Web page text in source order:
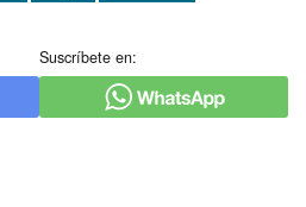
Suscríbete en: